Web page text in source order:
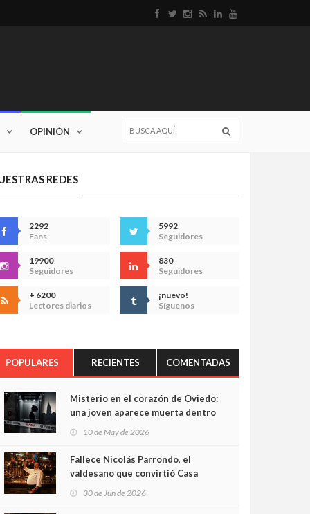
OPINIÓN
REDES
2292
Fans
5992
Seguidores
19900
Seguidores
830
Seguidores
+ 6200
Lectores diarios
¡nuevo!
Síguenos
POPULARES RECIENTES COMENTADAS
Misterio en el corazón de Oviedo:
una joven aparece muerta dentro
cámaras captan sus últimos
minutos
10 de May de 2026
Fallece Nicolás Parrondo, el
valdesano que convirtió Casa
30 de Jun de 2026